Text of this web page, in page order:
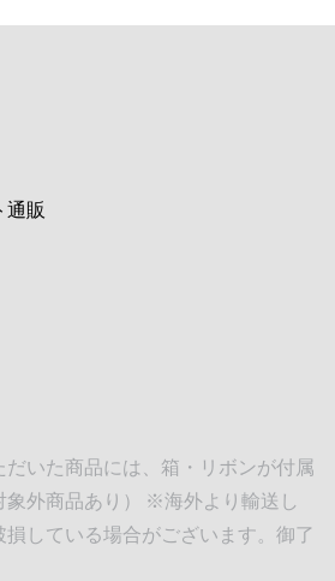
通販
いた商品には、箱・リボンが付属
外商品あり） ※海外より輸送し
している場合がございます。御了